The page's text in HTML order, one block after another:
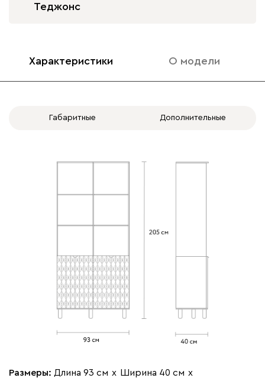
Теджонс
Характеристики О модели
Габаритные Дополнительные
Размеры: Длина 93 см х Ширина 40 см х